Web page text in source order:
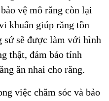
vệ mô răng còn lại
khuẩn giúp răng tồn
sứ sẽ được làm với hình
thật, đảm bảo tính
ăn nhai cho răng.
việc chăm sóc và bảo